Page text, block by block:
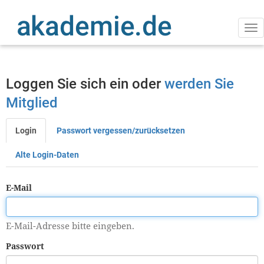
Inhalt
Loggen Sie sich ein oder werden Sie
Mitglied
Primäre
Reiter
Login Passwort vergessen/zurücksetzen
Alte Login-Daten
E-Mail
E-Mail-Adresse bitte eingeben.
Passwort